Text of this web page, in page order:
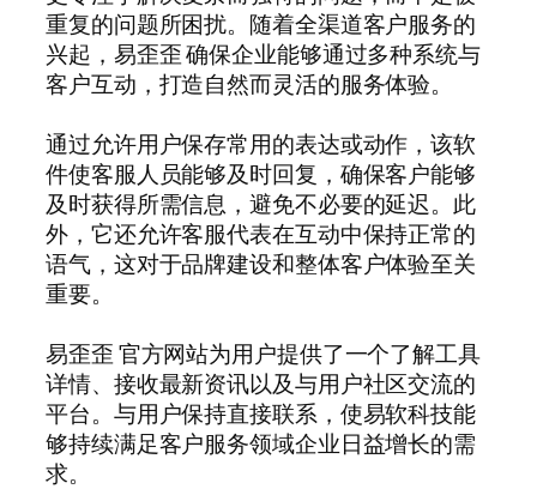
重复的问题所困扰。随着全渠道客户服务的
兴起，易歪歪 确保企业能够通过多种系统与
客户互动，打造自然而灵活的服务体验。
通过允许用户保存常用的表达或动作，该软
件使客服人员能够及时回复，确保客户能够
及时获得所需信息，避免不必要的延迟。此
外，它还允许客服代表在互动中保持正常的
语气，这对于品牌建设和整体客户体验至关
重要。
易歪歪 官方网站为用户提供了一个了解工具
详情、接收最新资讯以及与用户社区交流的
平台。与用户保持直接联系，使易软科技能
够持续满足客户服务领域企业日益增长的需
求。